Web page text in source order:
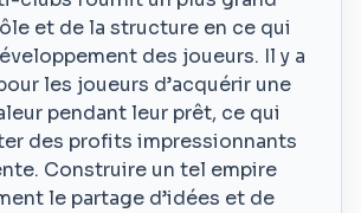
et de la structure en ce qui
des joueurs. Il y a
les joueurs d’acquérir une
pendant leur prêt, ce qui
des profits impressionnants
Construire un tel empire
le partage d’idées et de